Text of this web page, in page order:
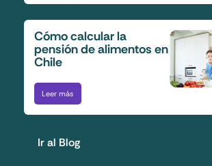
Cómo calcular la
pensión de alimentos en
Chile
Leer más
Ir al Blog